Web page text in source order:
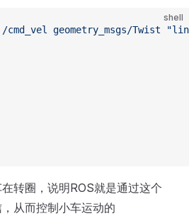
shell
/cmd_vel geometry_msgs/Twist
转圈，说明ROS就是通过这个
从而控制小车运动的